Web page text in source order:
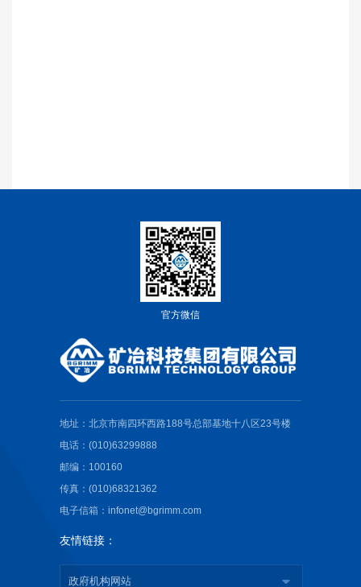
官方微信
地址：北京市南四环西路188号总部基地十八区23号楼
电话：(010)63299888
邮编：100160
传真：(010)68321362
电子信箱：infonet@bgrimm.com
友情链接：
政府机构网站